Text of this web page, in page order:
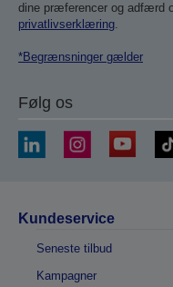
dine præferencer og adfærd
privatlivserklæring.
*Begrænsninger gælder
Følg os
Kundeservice
Seneste tilbud
Kampagner